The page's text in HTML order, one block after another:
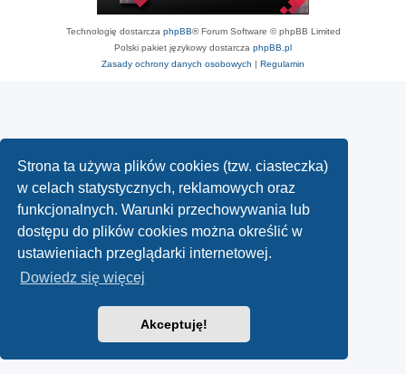
Strona ta używa plików cookies (tzw. ciasteczka)
w celach statystycznych, reklamowych oraz
funkcjonalnych. Warunki przechowywania lub
dostępu do plików cookies można określić w
ustawieniach przeglądarki internetowej.
Dowiedz się więcej
Akceptuję!
Technologię dostarcza phpBB® Forum Software © phpBB Limited
Polski pakiet językowy dostarcza phpBB.pl
Zasady ochrony danych osobowych | Regulamin